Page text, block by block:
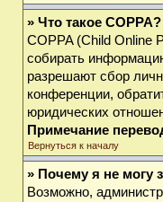
» Что такое COPPA?
COPPA (Child Online
собирать
разрешают сбор
конференции,
юридических
Примечание
Вернуться к началу
» Почему я не могу
Возможно,